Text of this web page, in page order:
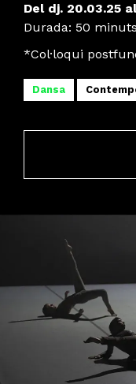
Del dj. 20.03.25
Durada: 50 minuts
*Col·loqui
Dansa